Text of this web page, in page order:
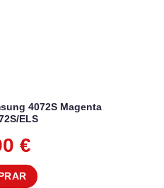
4072S Magenta
ELS
€